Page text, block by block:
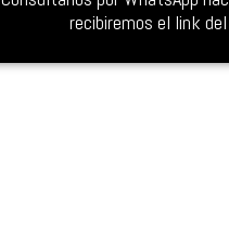
recibiremos el link